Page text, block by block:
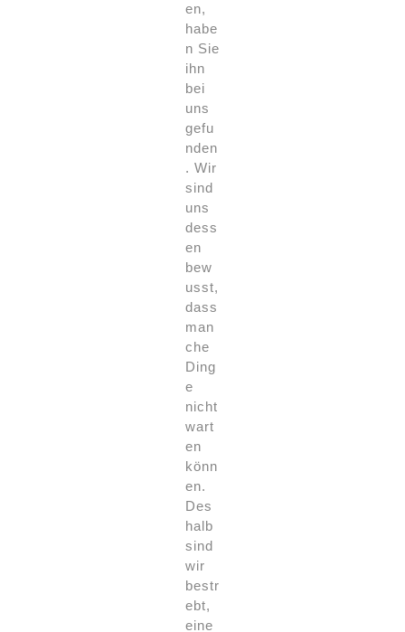
en,
habe
n Sie
ihn
bei
uns
gefu
nden
. Wir
sind
uns
dess
en
bew
usst,
dass
man
che
Ding
e
nicht
wart
en
könn
en.
Des
halb
sind
wir
bestr
ebt,
eine